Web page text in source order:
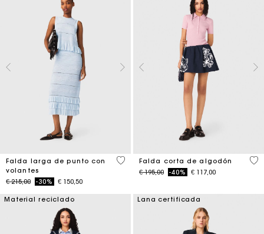
Falda larga de punto con
volantes
Price reduced from
€ 215,00to-30% € 150,50
4,1 out of 5 Customer Rating
Falda corta de algodón
Price reduced from
€ 195,00to-40% € 117,00
4,2
Material reciclado Lana certificada